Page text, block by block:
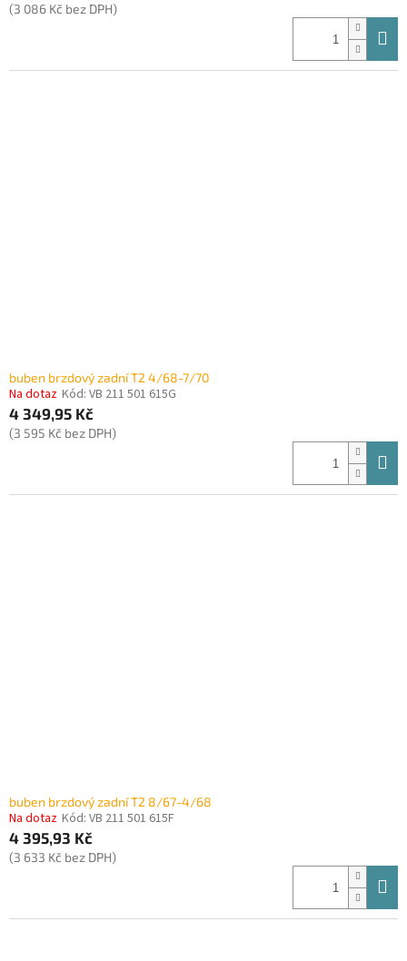
(3 086 Kč bez DPH)
buben brzdový zadní T2 4/68-7/70
Na dotaz Kód: VB 211 501 615G
4 349,95 Kč
(3 595 Kč bez DPH)
buben brzdový zadní T2 8/67-4/68
Na dotaz Kód: VB 211 501 615F
4 395,93 Kč
(3 633 Kč bez DPH)